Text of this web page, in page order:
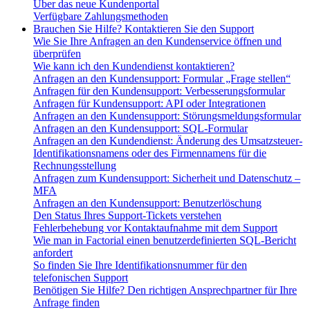
Über das neue Kundenportal
Verfügbare Zahlungsmethoden
Brauchen Sie Hilfe? Kontaktieren Sie den Support
Wie Sie Ihre Anfragen an den Kundenservice öffnen und
überprüfen
Wie kann ich den Kundendienst kontaktieren?
Anfragen an den Kundensupport: Formular „Frage stellen“
Anfragen für den Kundensupport: Verbesserungsformular
Anfragen für Kundensupport: API oder Integrationen
Anfragen an den Kundensupport: Störungsmeldungsformular
Anfragen an den Kundensupport: SQL-Formular
Anfragen an den Kundendienst: Änderung des Umsatzsteuer-
Identifikationsnamens oder des Firmennamens für die
Rechnungsstellung
Anfragen zum Kundensupport: Sicherheit und Datenschutz –
MFA
Anfragen an den Kundensupport: Benutzerlöschung
Den Status Ihres Support-Tickets verstehen
Fehlerbehebung vor Kontaktaufnahme mit dem Support
Wie man in Factorial einen benutzerdefinierten SQL-Bericht
anfordert
So finden Sie Ihre Identifikationsnummer für den
telefonischen Support
Benötigen Sie Hilfe? Den richtigen Ansprechpartner für Ihre
Anfrage finden